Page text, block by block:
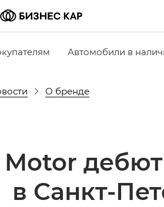
Автомобили в
О бренде
Motor
в Санкт-